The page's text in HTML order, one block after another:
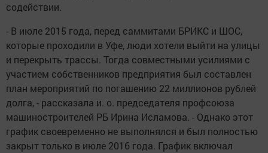
содействии.
- В июле 2015 года, перед саммитами БРИКС и ШОС,
которые проходили в Уфе, люди хотели выйти на улицы
и перекрыть трассы. Тогда совместными усилиями с
участием собственников предприятия был составлен
план мероприятий по погашению 22 миллионов рублей
долга, - рассказала и. о. председателя профсоюза
машиностроителей РБ Ирина Исламова. - Однако этот
график своевременно не выполнялся и был полностью
закрыт только в июле 2016 года. График включал